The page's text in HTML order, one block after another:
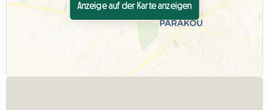
Anzeige auf der Karte anzeigen